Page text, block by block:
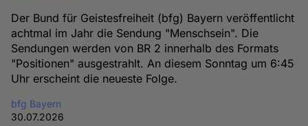
Der Bund für Geistesfreiheit (bfg) Bayern veröffentlicht
achtmal im Jahr die Sendung "Menschsein". Die
Sendungen werden von BR 2 innerhalb des Formats
"Positionen" ausgestrahlt. An diesem Sonntag um 6:45
Uhr erscheint die neueste Folge.
bfg Bayern
30.07.2026